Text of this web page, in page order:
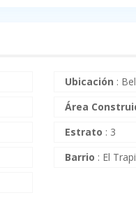
Ubicación :
Área
Estrato : 3
Barrio : El